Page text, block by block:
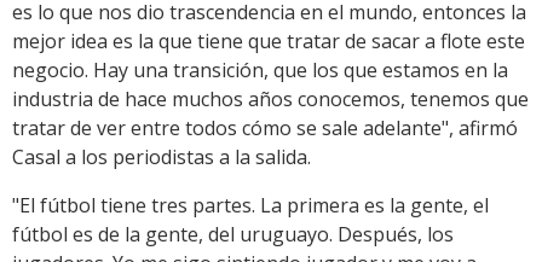
es lo que nos dio trascendencia en el mundo, entonces la
mejor idea es la que tiene que tratar de sacar a flote este
negocio. Hay una transición, que los que estamos en la
industria de hace muchos años conocemos, tenemos que
tratar de ver entre todos cómo se sale adelante", afirmó
Casal a los periodistas a la salida.
"El fútbol tiene tres partes. La primera es la gente, el
fútbol es de la gente, del uruguayo. Después, los